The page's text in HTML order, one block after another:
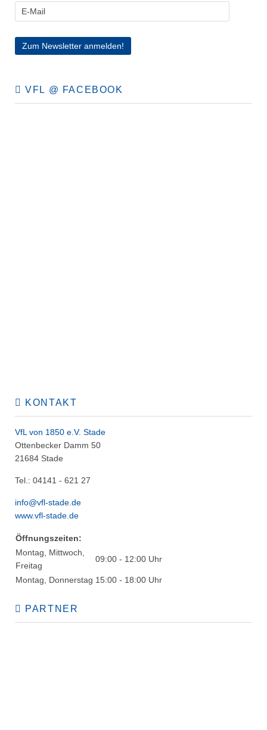
VFL @ FACEBOOK
KONTAKT
VfL von 1850 e.V. Stade
Ottenbecker Damm 50
21684 Stade
Tel.: 04141 - 621 27
info@vfl-stade.de
www.vfl-stade.de
Öffnungszeiten:
Montag, Mittwoch,
Freitag
09:00 - 12:00 Uhr
Montag, Donnerstag 15:00 - 18:00 Uhr
PARTNER